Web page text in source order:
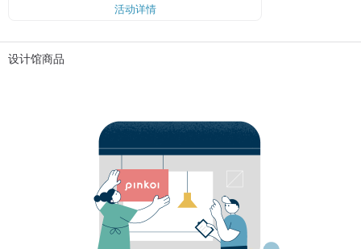
活动详情
设计馆商品